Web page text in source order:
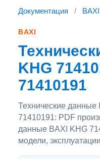
Документация / BAXI
BAXI
KHG
71410191
Технические данные
71410191: PDF
данные BAXI KHG
модели,